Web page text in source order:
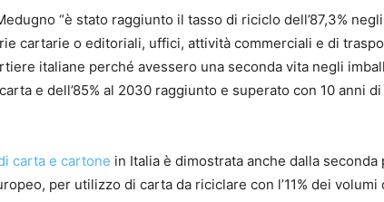
“è stato raggiunto il tasso di riciclo dell’87,3%
cartarie o editoriali, uffici, attività commerciali e di
italiane perché avessero una seconda vita negli
e dell’85% al 2030 raggiunto e superato con 10 anni
carta e cartone in Italia è dimostrata anche dalla
per utilizzo di carta da riciclare con l’11% dei